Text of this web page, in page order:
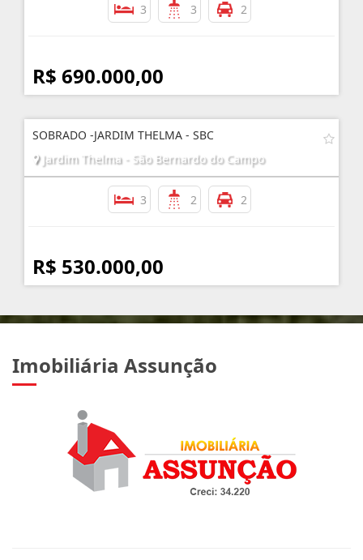
3 3 2
R$ 690.000,00
SOBRADO -JARDIM THELMA - SBC
Jardim Thelma - São Bernardo do Campo
3 2 2
R$ 530.000,00
Imobiliária Assunção